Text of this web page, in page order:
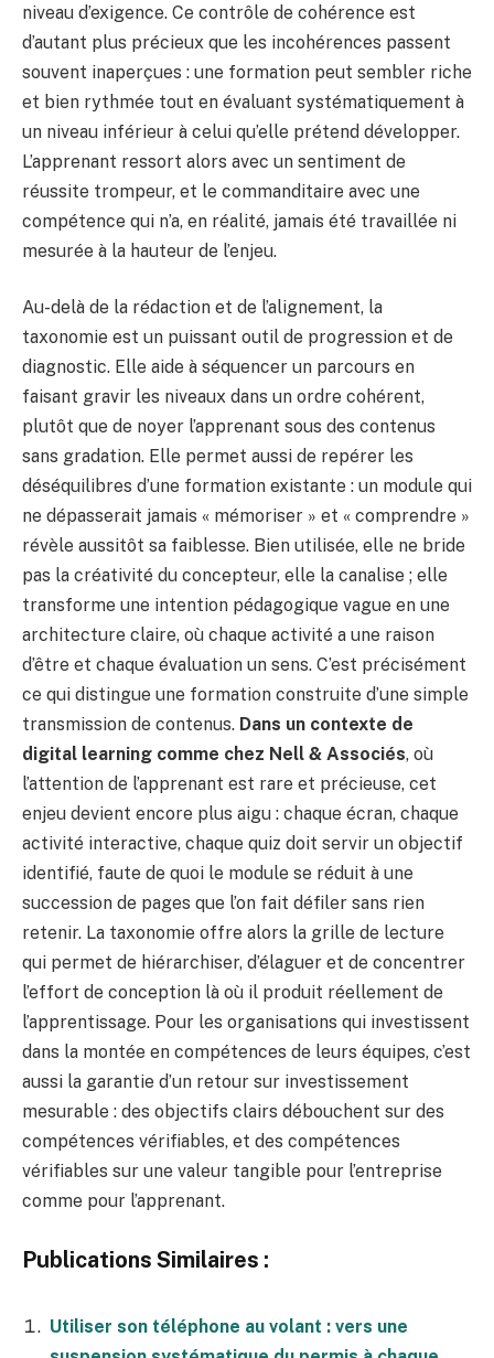
niveau d’exigence. Ce contrôle de cohérence est
d’autant plus précieux que les incohérences passent
souvent inaperçues : une formation peut sembler riche
et bien rythmée tout en évaluant systématiquement à
un niveau inférieur à celui qu’elle prétend développer.
L’apprenant ressort alors avec un sentiment de
réussite trompeur, et le commanditaire avec une
compétence qui n’a, en réalité, jamais été travaillée ni
mesurée à la hauteur de l’enjeu.
Au-delà de la rédaction et de l’alignement, la
taxonomie est un puissant outil de progression et de
diagnostic. Elle aide à séquencer un parcours en
faisant gravir les niveaux dans un ordre cohérent,
plutôt que de noyer l’apprenant sous des contenus
sans gradation. Elle permet aussi de repérer les
déséquilibres d’une formation existante : un module qui
ne dépasserait jamais « mémoriser » et « comprendre »
révèle aussitôt sa faiblesse. Bien utilisée, elle ne bride
pas la créativité du concepteur, elle la canalise ; elle
transforme une intention pédagogique vague en une
architecture claire, où chaque activité a une raison
d’être et chaque évaluation un sens. C’est précisément
ce qui distingue une formation construite d’une simple
transmission de contenus. Dans un contexte de
digital learning comme chez Nell & Associés, où
l’attention de l’apprenant est rare et précieuse, cet
enjeu devient encore plus aigu : chaque écran, chaque
activité interactive, chaque quiz doit servir un objectif
identifié, faute de quoi le module se réduit à une
succession de pages que l’on fait défiler sans rien
retenir. La taxonomie offre alors la grille de lecture
qui permet de hiérarchiser, d’élaguer et de concentrer
l’effort de conception là où il produit réellement de
l’apprentissage. Pour les organisations qui investissent
dans la montée en compétences de leurs équipes, c’est
aussi la garantie d’un retour sur investissement
mesurable : des objectifs clairs débouchent sur des
compétences vérifiables, et des compétences
vérifiables sur une valeur tangible pour l’entreprise
comme pour l’apprenant.
Publications Similaires :
Utiliser son téléphone au volant : vers une